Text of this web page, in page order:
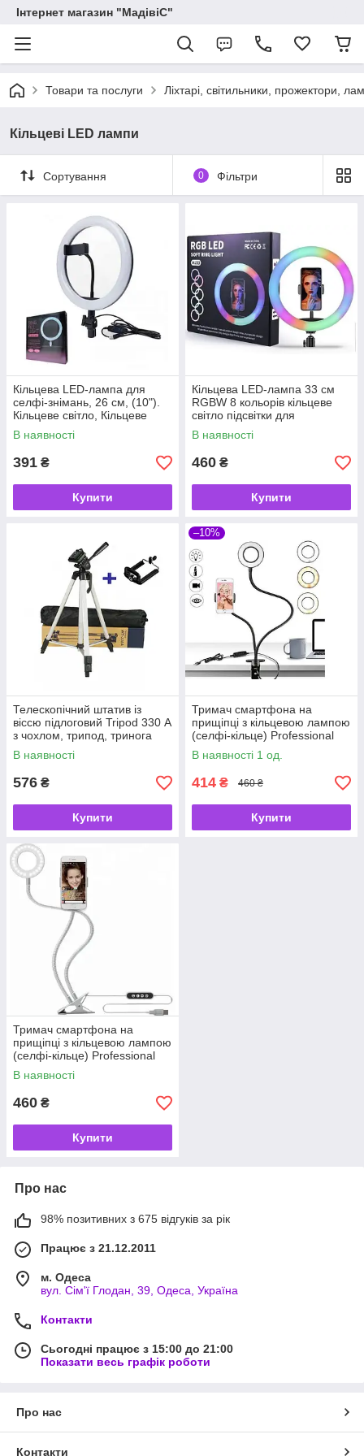
Інтернет магазин "МадівіС"
Товари та послуги Ліхтарі, світильники, прожектори,
Кільцеві LED лампи
Сортування 0 Фільтри
Кільцева LED-лампа для
селфі-знімань, 26 см, (10").
Кільцеве світло, Кільцеве
освітлення, Ring Fill Light
В наявності
391 ₴
Купити
Кільцева LED-лампа 33 см
RGBW 8 кольорів кільцеве
світло підсвітки для
фотографів блогерів
титокерів та ін.
В наявності
460 ₴
Купити
Телескопічний штатив із
віссю підлоговий Tripod 330 А
з чохлом, трипод, тринога
Висота 51-134 см
В наявності
576 ₴
Купити
–10%
Тримач смартфона на
прищіпці з кільцевою лампою
(селфі-кільце) Professional
Live Stream, 3 рівні
підсвічування
В наявності 1 од.
414 ₴ 460 ₴
Купити
Тримач смартфона на
прищіпці з кільцевою лампою
(селфі-кільце) Professional
Live Stream, 3 рівні підсвітки
В наявності
460 ₴
Купити
Про нас
98% позитивних з 675 відгуків за рік
Працює з 21.12.2011
м. Одеса
вул. Сім'ї Глодан, 39, Одеса, Україна
Контакти
Сьогодні працює з 15:00 до 21:00
Показати весь графік роботи
Про нас
Контакти